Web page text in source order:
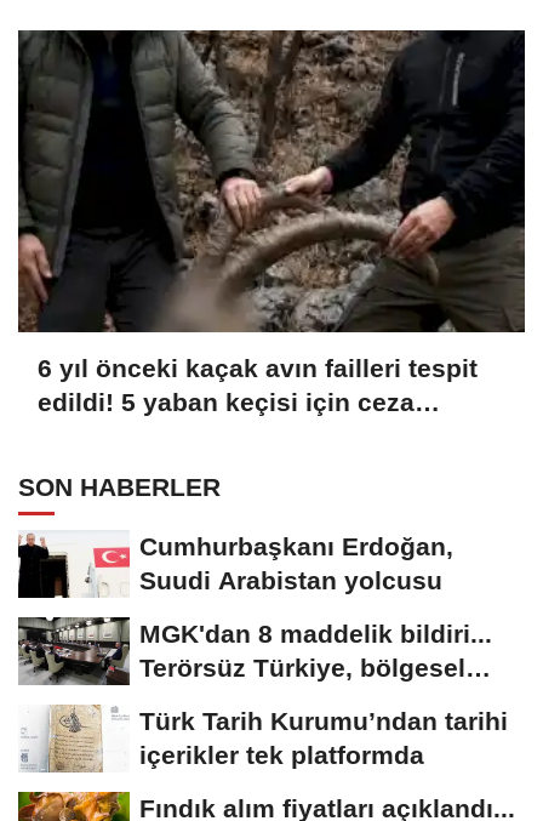
6 yıl önceki kaçak avın failleri tespit
edildi! 5 yaban keçisi için ceza
SON HABERLER
Cumhurbaşkanı Erdoğan,
Suudi Arabistan yolcusu
MGK'dan 8 maddelik bildiri...
Terörsüz Türkiye, bölgesel
Türk Tarih Kurumu’ndan tarihi
içerikler tek platformda
Fındık alım fiyatları açıklandı...